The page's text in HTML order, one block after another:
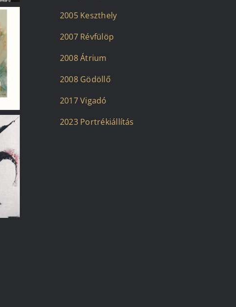
2005 Keszthely
2007 Révfülöp
2008 Átrium
2008 Gödöllő
2017 Vigadó
2023 Portrékiállítás